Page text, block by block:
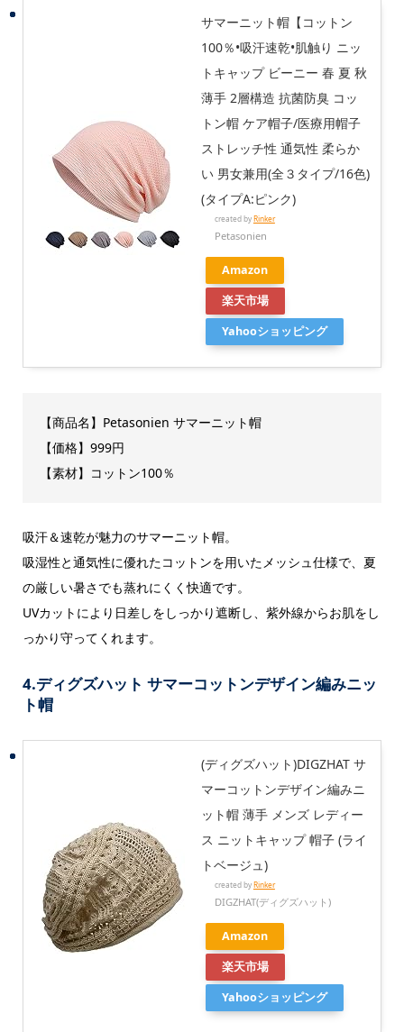
サマーニット帽【コットン
100％•吸汗速乾•肌触り ニッ
トキャップ ビーニー 春 夏 秋
薄手 2層構造 抗菌防臭 コッ
トン帽 ケア帽子/医療用帽子
ストレッチ性 通気性 柔らか
い 男女兼用(全３タイプ/16色)
(タイプA:ピンク)
created byRinker
Petasonien
Amazon
楽天市場
Yahooショッピング
【商品名】Petasonien サマーニット帽
【価格】999円
【素材】コットン100％
吸汗＆速乾が魅力のサマーニット帽。
吸湿性と通気性に優れたコットンを用いたメッシュ仕様で、夏
の厳しい暑さでも蒸れにくく快適です。
UVカットにより日差しをしっかり遮断し、紫外線からお肌をし
っかり守ってくれます。
4.ディグズハット サマーコットンデザイン編みニッ
ト帽
(ディグズハット)DIGZHAT サ
マーコットンデザイン編みニ
ット帽 薄手 メンズ レディー
ス ニットキャップ 帽子 (ライ
トベージュ)
created byRinker
DIGZHAT(ディグズハット)
Amazon
楽天市場
Yahooショッピング